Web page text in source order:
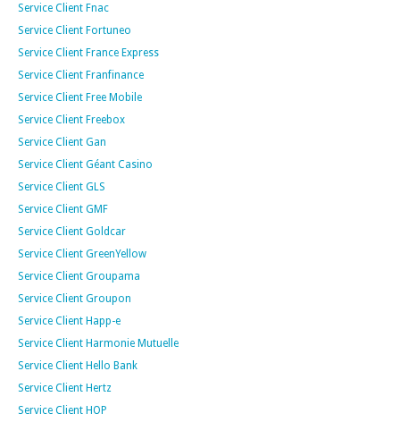
Service Client Fnac
Service Client Fortuneo
Service Client France Express
Service Client Franfinance
Service Client Free Mobile
Service Client Freebox
Service Client Gan
Service Client Géant Casino
Service Client GLS
Service Client GMF
Service Client Goldcar
Service Client GreenYellow
Service Client Groupama
Service Client Groupon
Service Client Happ-e
Service Client Harmonie Mutuelle
Service Client Hello Bank
Service Client Hertz
Service Client HOP